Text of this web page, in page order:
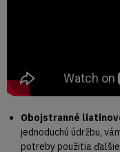
Obojstranné
jednoduchú údržbu,
potreby použitia